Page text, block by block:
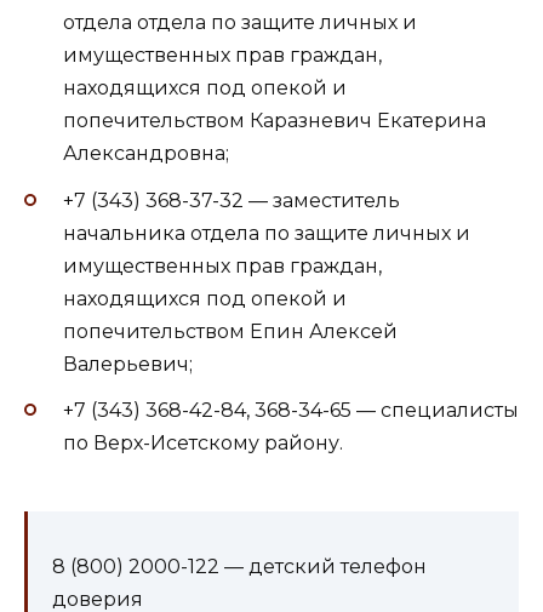
отдела отдела по защите личных и
имущественных прав граждан,
находящихся под опекой и
попечительством Каразневич Екатерина
Александровна;
+7 (343) 368-37-32 — заместитель
начальника отдела по защите личных и
имущественных прав граждан,
находящихся под опекой и
попечительством Епин Алексей
Валерьевич;
+7 (343) 368-42-84, 368-34-65 — специалисты
по Верх-Исетскому району.
8 (800) 2000-122 — детский телефон
доверия